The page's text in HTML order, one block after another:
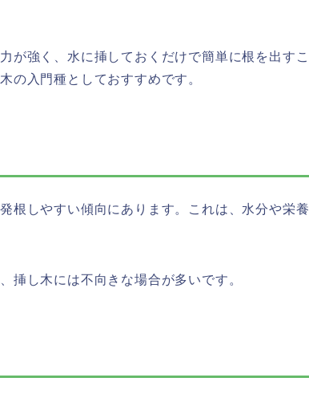
が強く、水に挿しておくだけで簡単に根を出すこ
の入門種としておすすめです。
根しやすい傾向にあります。これは、水分や栄養
挿し木には不向きな場合が多いです。